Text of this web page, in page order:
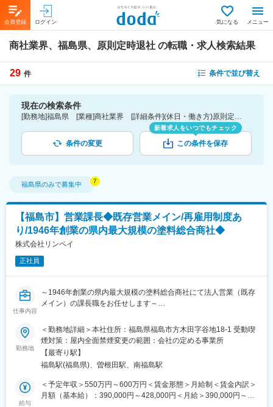
会員登録 ログイン 気になる メニュー
商社業界、福島県、原則定時退社 の転職・求人検索結果
29 件 条件で並び替え
現在の検索条件
[勤務地]福島県 [業種]商社業界 [詳細条件](休日・働き方)原則定時退社
条件の変更
新着求人をいつでもチェック
この条件を保存
福島県のみで募集中
【福島市】営業課長◆既存営業メイン/再雇用制度あ
り/1946年創業の県内最大規模の塗料総合商社◆
株式会社リンペイ
正社員
仕事内容
～1946年創業の県内最大規模の塗料総合商社にて法人営業（既存
メイン）の課長職をお任せします～
各種部門で利用される「塗料」や「化成品」を中心とした商品、
各種副資材の営業活動を行っている営業担当者のマネジメントを
行っていただきます。
所属部門の営業目標達成に向けて具体的施策が提案でき目標達成
に向けた管理および、部下の指導・管理の業務がメインとなる想
定です。
※商品例：建物屋根・外壁、自動車板金、部品製造工場、橋梁等に
勤務地
＜勤務地詳細＞本社住所：福島県福島市方木田字谷地18-1 受動喫
煙対策：屋内全面禁煙変更の範囲：会社の定める事業所
【最寄り駅】
福島駅(福島県)、曽根田駅、南福島駅
給与
＜予定年収＞550万円～600万円＜賃金形態＞月給制＜賃金内訳＞
月額（基本給）：390,000円～428,000円＜月給＞390,000円～